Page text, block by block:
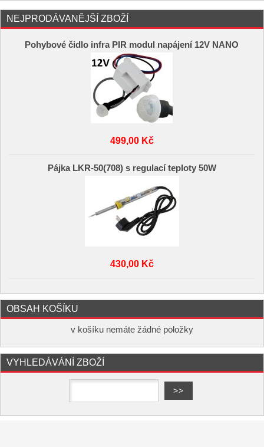
NEJPRODÁVANĚJŠÍ ZBOŽÍ
Pohybové čidlo infra PIR modul napájení 12V NANO
499,00 Kč
Pájka LKR-50(708) s regulací teploty 50W
430,00 Kč
OBSAH KOŠÍKU
v košíku nemáte žádné položky
VYHLEDÁVÁNÍ ZBOŽÍ